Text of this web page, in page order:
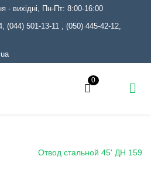
- вихідні, Пн-Пт: 8:00-16:00
(044) 501-13-11 , (050) 445-42-12,
0
Отвод стальной 45' ДН 159